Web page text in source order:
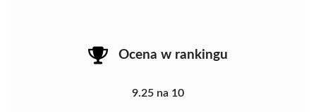
Ocena w rankingu
9.25 na 10